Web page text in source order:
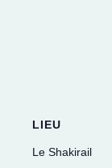
LIEU
Le Shakirail